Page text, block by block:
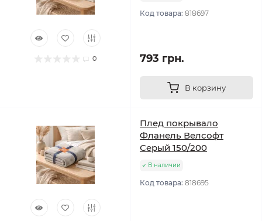
0
Код товара: 818697
793 грн.
В корзину
Плед покрывало
Фланель Велсофт
Серый 150/200
В наличии
Код товара: 818695